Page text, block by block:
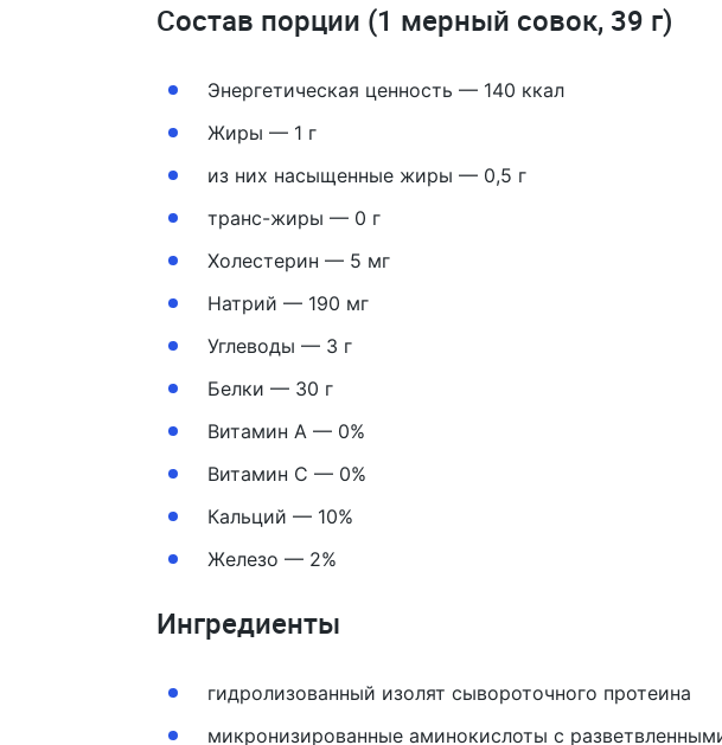
Состав порции (1 мерный совок, 39 г)
Энергетическая ценность — 140 ккал
Жиры — 1 г
из них насыщенные жиры — 0,5 г
транс-жиры — 0 г
Холестерин — 5 мг
Натрий — 190 мг
Углеводы — 3 г
Белки — 30 г
Витамин A — 0%
Витамин C — 0%
Кальций — 10%
Железо — 2%
Ингредиенты
гидролизованный изолят сывороточного протеина
микронизированные аминокислоты с